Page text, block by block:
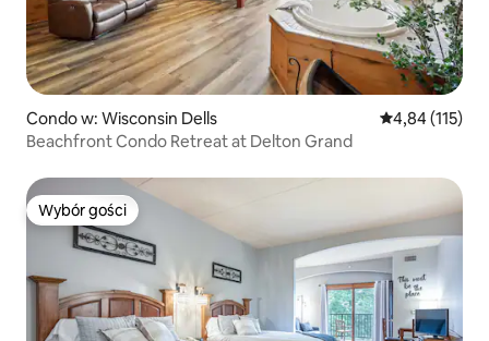
Condo w: Wisconsin Dells Średnia
4,84 (115)
Beachfront Condo Retreat at Delton Grand
Wybór gości
Wybór gości